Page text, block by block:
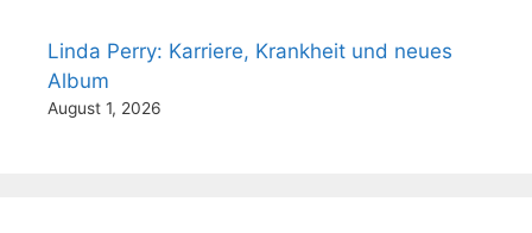
Linda Perry: Karriere, Krankheit und neues
Album
August 1, 2026